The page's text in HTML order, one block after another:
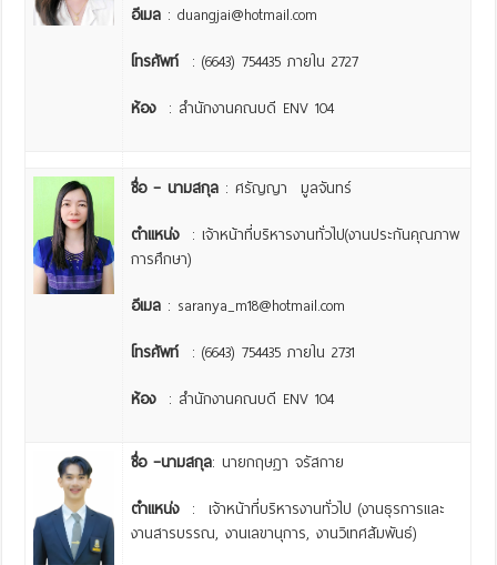
อีเมล : duangjai@hotmail.com
โทรศัพท์: (6643) 754435 ภายใน 2727
ห้อง : สำนักงานคณบดี ENV 104
ชื่อ – นามสกุล : ศรัญญา มูลจันทร์
ตำแหน่ง: เจ้าหน้าที่บริหารงานทั่วไป(งานประกันคุณภาพ
การศึกษา)
อีเมล : saranya_m18@hotmail.com
โทรศัพท์: (6643) 754435 ภายใน 2731
ห้อง : สำนักงานคณบดี ENV 104
ชื่อ –นามสกุล:นายกฤษฎา จรัสกาย
ตำแหน่ง: เจ้าหน้าที่บริหารงานทั่วไป (งานธุรการและ
งานสารบรรณ, งานเลขานุการ, งานวิเทศสัมพันธ์)